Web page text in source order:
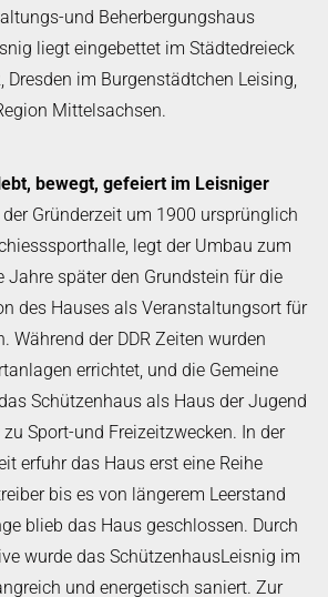
und Beherbergungshaus
liegt eingebettet im Städtedreieck
Dresden im Burgenstädtchen Leising,
Mittelsachsen.
bewegt, gefeiert im Leisniger
der Gründerzeit um 1900 ursprünglich
legt der Umbau zum
Jahre später den Grundstein für die
des Hauses als Veranstaltungsort für
Während der DDR Zeiten wurden
errichtet, und die Gemeine
Schützenhaus als Haus der Jugend
Sport-und Freizeitzwecken. In der
erfuhr das Haus erst eine Reihe
bis es von längerem Leerstand
blieb das Haus geschlossen. Durch
wurde das SchützenhausLeisnig im
und energetisch saniert. Zur